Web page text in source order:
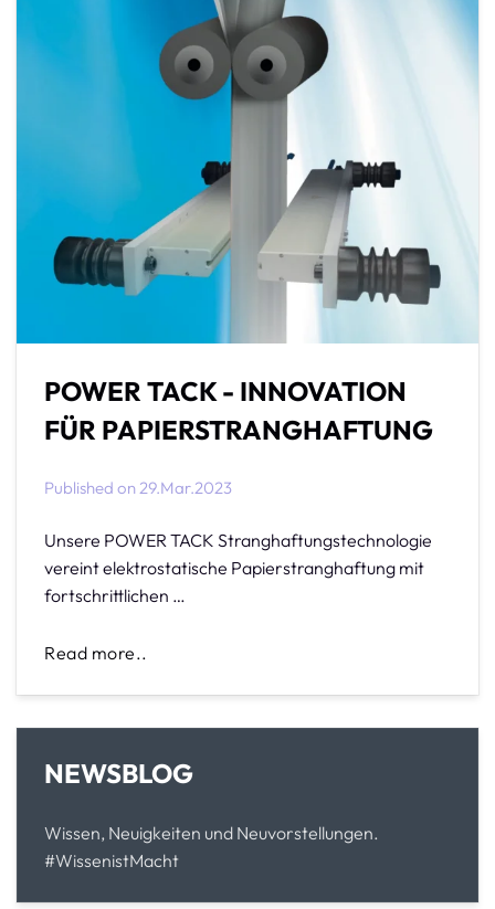
POWER TACK - INNOVATION
FÜR PAPIERSTRANGHAFTUNG
Published on29.Mar.2023
Unsere POWER TACK Stranghaftungstechnologie
vereint elektrostatische Papierstranghaftung mit
fortschrittlichen …
Read more..
NEWSBLOG
Wissen, Neuigkeiten und Neuvorstellungen.
#WissenistMacht